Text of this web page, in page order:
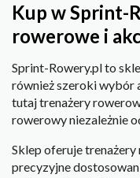
Kup w Sprint-
rowerowe i
Sprint-Rowery.pl to
również szeroki wybór
tutaj trenażery
rowerowy niezależnie
Sklep oferuje
precyzyjne